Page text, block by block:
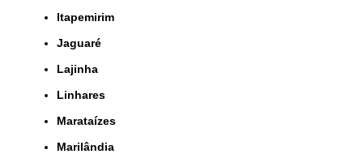
Itapemirim
Jaguaré
Lajinha
Linhares
Marataízes
Marilândia